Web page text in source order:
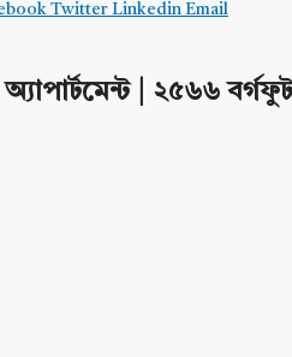
Twitter Linkedin Email
| ২৫৬৬ বর্গফুট